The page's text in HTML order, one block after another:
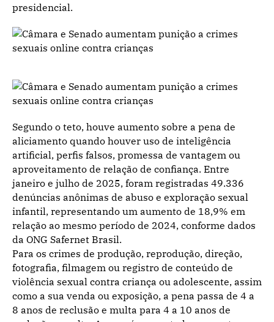
presidencial.
Segundo o teto, houve aumento sobre a pena de
aliciamento quando houver uso de inteligência
artificial, perfis falsos, promessa de vantagem ou
aproveitamento de relação de confiança. Entre
janeiro e julho de 2025, foram registradas 49.336
denúncias anônimas de abuso e exploração sexual
infantil, representando um aumento de 18,9% em
relação ao mesmo período de 2024, conforme dados
da ONG Safernet Brasil.
Para os crimes de produção, reprodução, direção,
fotografia, filmagem ou registro de conteúdo de
violência sexual contra criança ou adolescente, assim
como a sua venda ou exposição, a pena passa de 4 a
8 anos de reclusão e multa para 4 a 10 anos de